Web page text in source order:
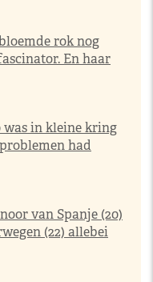
rok nog
En haar
in kleine kring
had
van Spanje (20)
(22) allebei